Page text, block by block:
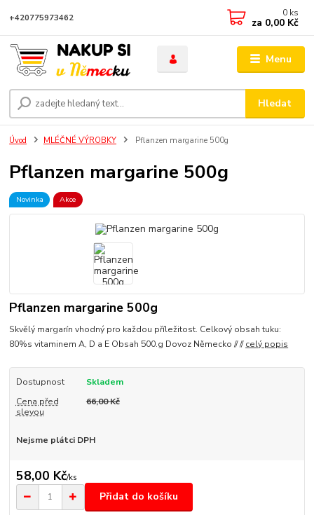
Menu
Hledat
+420775973462 0 ks
za 0,00 Kč
Úvod MLÉČNÉ VÝROBKY Pflanzen margarine 500g
Pflanzen margarine 500g
Novinka Akce
Pflanzen margarine 500g
Skvělý margarín vhodný pro každou příležitost. Celkový obsah tuku:
80%s vitaminem A, D a E Obsah 500.g Dovoz Německo // //celý popis
Dostupnost
Skladem
Cena před
slevou
66,00 Kč
Nejsme plátci DPH
58,00 Kč/ks
Přidat do košíku